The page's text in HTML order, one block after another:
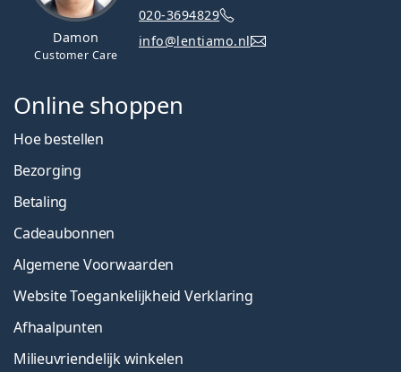
Damon
Customer Care
020-3694829
info@lentiamo.nl
Online shoppen
Hoe bestellen
Bezorging
Betaling
Cadeaubonnen
Algemene Voorwaarden
Website Toegankelijkheid Verklaring
Afhaalpunten
Milieuvriendelijk winkelen